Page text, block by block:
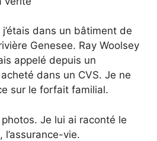
dans un bâtiment de
Genesee. Ray Woolsey
appelé depuis un
dans un CVS. Je ne
sur le forfait familial.
Je lui ai raconté le
vie.